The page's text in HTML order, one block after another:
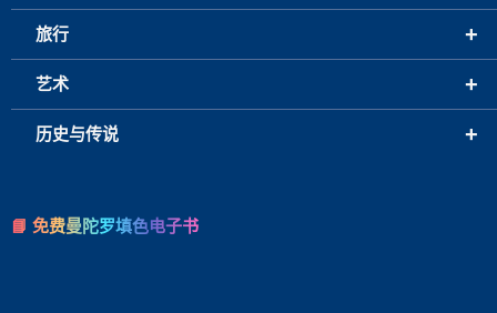
+
旅行
+
艺术
+
历史与传说
📘 免费曼陀罗填色电子书